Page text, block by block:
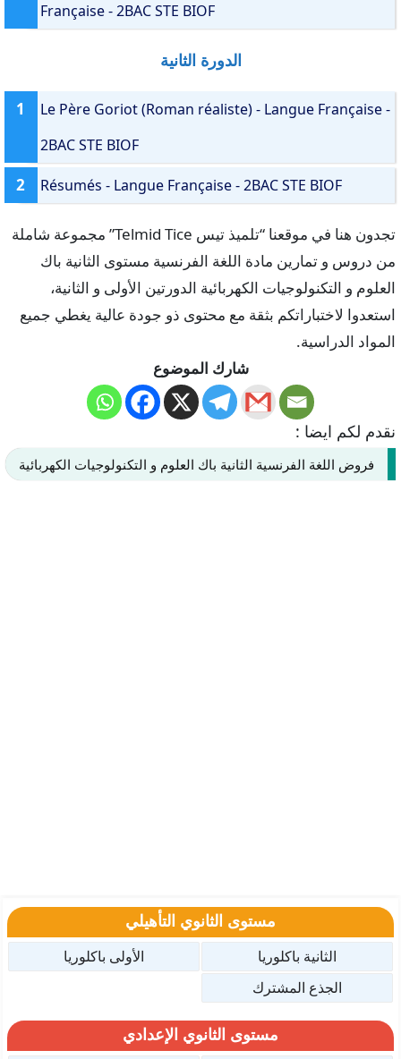
Française - 2BAC STE BIOF
الدورة الثانية
1
Le Père Goriot (Roman réaliste) - Langue Française -
2BAC STE BIOF
2 Résumés - Langue Française - 2BAC STE BIOF
تجدون هنا في موقعنا “تلميذ تيس Telmid Tice” مجموعة شاملة
من دروس و تمارين مادة اللغة الفرنسية مستوى الثانية باك
العلوم و التكنولوجيات الكهربائية الدورتين الأولى و الثانية،
استعدوا لاختباراتكم بثقة مع محتوى ذو جودة عالية يغطي جميع
المواد الدراسية.
شارك الموضوع
نقدم لكم ايضا :
فروض اللغة الفرنسية الثانية باك العلوم و التكنولوجيات الكهربائية
مستوى الثانوي التأهيلي
الثانية باكلوريا
الأولى باكلوريا
الجذع المشترك
مستوى الثانوي الإعدادي